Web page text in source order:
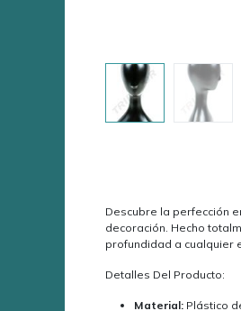
Descubre la perfección
decoración. Hecho
profundidad a cualquier
Detalles Del Producto:
Material: Plástico